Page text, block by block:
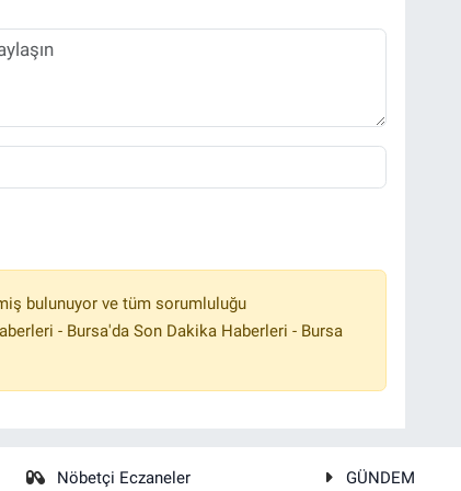
bulunuyor ve tüm sorumluluğu
- Bursa'da Son Dakika Haberleri - Bursa
Nöbetçi Eczaneler GÜNDEM